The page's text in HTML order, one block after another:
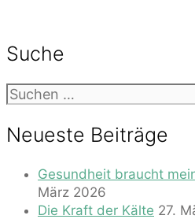
Suche
Suchen
nach:
Neueste Beiträge
Gesundheit braucht
März 2026
Die Kraft der Kälte 27.